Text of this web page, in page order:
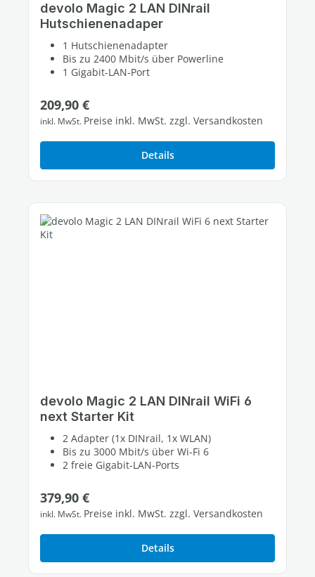
devolo Magic 2 LAN DINrail
Hutschienenadaper
1 Hutschienenadapter
Bis zu 2400 Mbit/s über Powerline
1 Gigabit-LAN-Port
Regulärer Preis:
209,90 €
inkl. MwSt. Preise inkl. MwSt. zzgl. Versandkosten
Details
devolo Magic 2 LAN DINrail WiFi 6
next Starter Kit
2 Adapter (1x DINrail, 1x WLAN)
Bis zu 3000 Mbit/s über Wi-Fi 6
2 freie Gigabit-LAN-Ports
Regulärer Preis:
379,90 €
inkl. MwSt. Preise inkl. MwSt. zzgl. Versandkosten
Details